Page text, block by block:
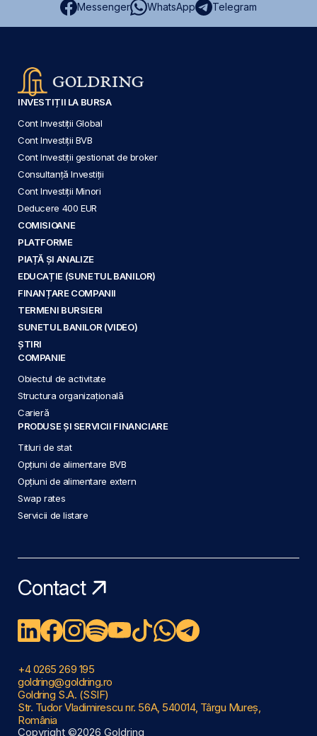
Messenger WhatsApp Telegram
INVESTIȚII LA BURSA
Cont Investiții Global
Cont Investiții BVB
Cont Investiții gestionat de broker
Consultanță Investiții
Cont Investiții Minori
Deducere 400 EUR
COMISIOANE
PLATFORME
PIAȚĂ ȘI ANALIZE
EDUCAȚIE (SUNETUL BANILOR)
FINANȚARE COMPANII
TERMENI BURSIERI
SUNETUL BANILOR (VIDEO)
ȘTIRI
COMPANIE
Obiectul de activitate
Structura organizațională
Carieră
PRODUSE ȘI SERVICII FINANCIARE
Titluri de stat
Opțiuni de alimentare BVB
Opțiuni de alimentare extern
Swap rates
Servicii de listare
Contact
+4 0265 269 195
goldring@goldring.ro
Goldring S.A. (SSIF)
Str. Tudor Vladimirescu nr. 56A, 540014, Târgu Mureș,
România
Copyright ©2026 Goldring